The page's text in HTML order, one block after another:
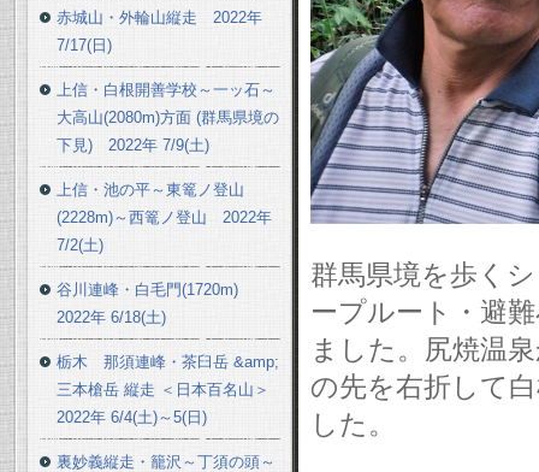
群馬県境を歩く
ープルート・避
ました。尻焼温
の先を右折して
した。
赤城山・外輪山縦走 2022年
7/17(日)
上信・白根開善学校～一ッ石～
大高山(2080m)方面 (群馬県境の
下見) 2022年 7/9(土)
上信・池の平～東篭ノ登山
(2228m)～西篭ノ登山 2022年
7/2(土)
谷川連峰・白毛門(1720m)
2022年 6/18(土)
栃木 那須連峰・茶臼岳 &amp;
三本槍岳 縦走 ＜日本百名山＞
2022年 6/4(土)～5(日)
裏妙義縦走・籠沢～丁須の頭～